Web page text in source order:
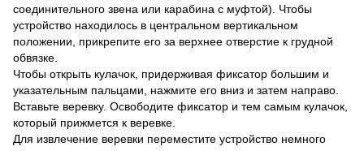
соединительного звена или карабина с муфтой). Чтобы
устройство находилось в центральном вертикальном
положении, прикрепите его за верхнее отверстие к грудной
обвязке.
Чтобы открыть кулачок, придерживая фиксатор большим и
указательным пальцами, нажмите его вниз и затем направо.
Вставьте веревку. Освободите фиксатор и тем самым кулачок,
который прижмется к веревке.
Для извлечение веревки переместите устройство немного